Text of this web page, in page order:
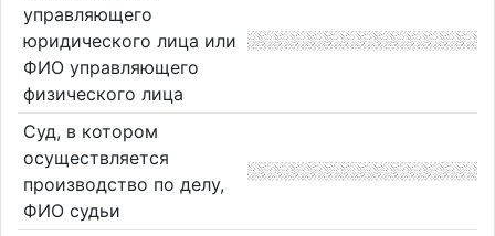
управляющего
юридического лица или
ФИО управляющего
физического лица
Суд, в котором
осуществляется
производство по делу,
ФИО судьи